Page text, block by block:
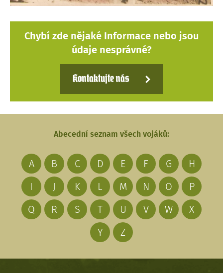
Chybí zde nějaké Informace nebo jsou
údaje nesprávné?
Kontaktujte nás
Abecední seznam všech vojáků:
A B C D E F G
H
I
J K L M N O
P
Q
R S T U V W
X
Y
Z